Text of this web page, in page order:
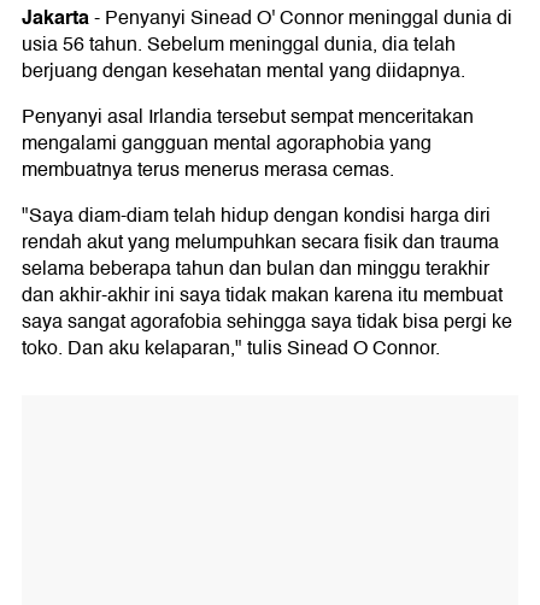
Jakarta-Penyanyi Sinead O' Connor meninggal dunia di
usia 56 tahun. Sebelum meninggal dunia, dia telah
berjuang dengan kesehatan mental yang diidapnya.
Penyanyi asal Irlandia tersebut sempat menceritakan
mengalami gangguan mental agoraphobia yang
membuatnya terus menerus merasa cemas.
"Saya diam-diam telah hidup dengan kondisi harga diri
rendah akut yang melumpuhkan secara fisik dan trauma
selama beberapa tahun dan bulan dan minggu terakhir
dan akhir-akhir ini saya tidak makan karena itu membuat
saya sangat agorafobia sehingga saya tidak bisa pergi ke
toko. Dan aku kelaparan," tulis Sinead O Connor.